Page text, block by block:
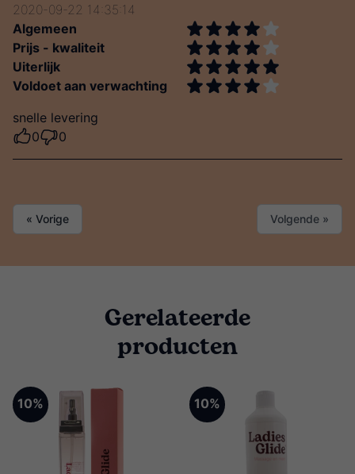
2020-09-22 14:35:14
Algemeen
Prijs - kwaliteit
Uiterlijk
Voldoet aan verwachting
snelle levering
0
0
« Vorige Volgende »
Gerelateerde
producten
10% 10%